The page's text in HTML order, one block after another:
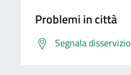
Problemi in città
Segnala disservizio